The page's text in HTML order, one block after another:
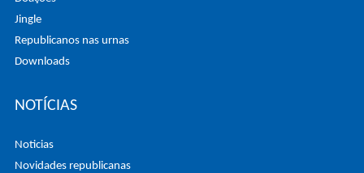
Jingle
Republicanos nas urnas
Downloads
NOTÍCIAS
Noticias
Novidades republicanas